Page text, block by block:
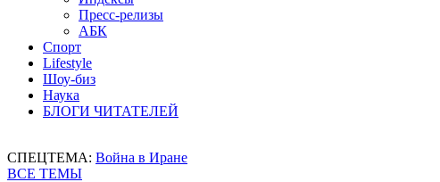
Пресс-релизы
АБК
Спорт
Lifestyle
Шоу-биз
Наука
БЛОГИ ЧИТАТЕЛЕЙ
СПЕЦТЕМА: Война в Иране
ВСЕ ТЕМЫ